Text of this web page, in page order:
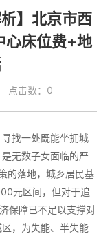
】北京市西
心床位费+地
点击数：0
找一处既能坐拥城
无数子女面临的严
的落地，城乡居民基
元区间，但对于追
保障已不足以支撑对
，为失能、半失能